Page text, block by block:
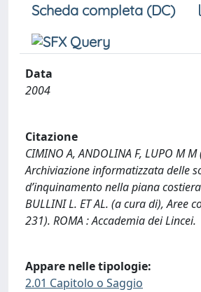
Scheda completa (DC)
Data
2004
Citazione
CIMINO A, ANDOLINA F, LUPO M
Archiviazione informatizzata delle
d’inquinamento nella piana
BULLINI L. ET AL. (a cura di), Aree
231). ROMA : Accademia dei Lincei.
Appare nelle tipologie:
2.01 Capitolo o Saggio